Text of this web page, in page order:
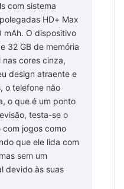
com sistema
HD+ Max
mAh. O dispositivo
32 GB de memória
cores cinza,
design atraente e
o telefone não
o que é um ponto
testa-se o
jogos como
que ele lida com
sem um
devido às suas